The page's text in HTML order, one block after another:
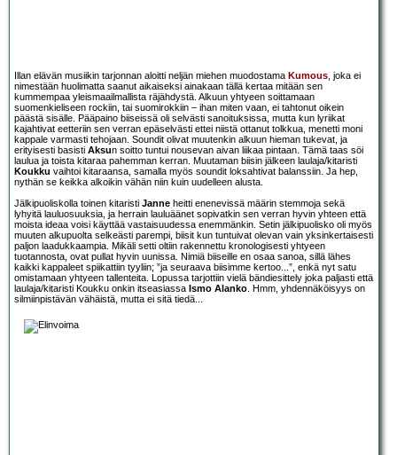
Illan elävän musiikin tarjonnan aloitti neljän miehen muodostama Kumous, joka ei
nimestään huolimatta saanut aikaiseksi ainakaan tällä kertaa mitään sen
kummempaa yleismaailmallista räjähdystä. Alkuun yhtyeen soittamaan
suomenkieliseen rockiin, tai suomirokkiin – ihan miten vaan, ei tahtonut oikein
päästä sisälle. Pääpaino biiseissä oli selvästi sanoituksissa, mutta kun lyriikat
kajahtivat eetteriin sen verran epäselvästi ettei niistä ottanut tolkkua, menetti moni
kappale varmasti tehojaan. Soundit olivat muutenkin alkuun hieman tukevat, ja
erityisesti basisti Aksun soitto tuntui nousevan aivan liikaa pintaan. Tämä taas söi
laulua ja toista kitaraa pahemman kerran. Muutaman biisin jälkeen laulaja/kitaristi
Koukku vaihtoi kitaraansa, samalla myös soundit loksahtivat balanssiin. Ja hep,
nythän se keikka alkoikin vähän niin kuin uudelleen alusta.
Jälkipuoliskolla toinen kitaristi Janne heitti enenevissä määrin stemmoja sekä
lyhyitä lauluosuuksia, ja herrain lauluäänet sopivatkin sen verran hyvin yhteen että
moista ideaa voisi käyttää vastaisuudessa enemmänkin. Setin jälkipuolisko oli myös
muuten alkupuolta selkeästi parempi, biisit kun tuntuivat olevan vain yksinkertaisesti
paljon laadukkaampia. Mikäli setti oltiin rakennettu kronologisesti yhtyeen
tuotannosta, ovat pullat hyvin uunissa. Nimiä biiseille en osaa sanoa, sillä lähes
kaikki kappaleet spiikattiin tyyliin; ”ja seuraava biisimme kertoo...”, enkä nyt satu
omistamaan yhtyeen tallenteita. Lopussa tarjottiin vielä bändiesittely joka paljasti että
laulaja/kitaristi Koukku onkin itseasiassa Ismo Alanko. Hmm, yhdennäköisyys on
silmiinpistävän vähäistä, mutta ei sitä tiedä...